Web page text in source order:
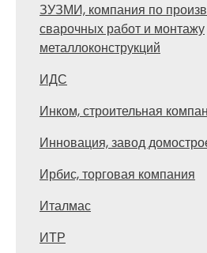
ЗУЗМИ, компания по
сварочных работ и монтажу
металлоконструкций
ИДС
Инком, строительная
Инновация, завод
Ирбис, торговая компания
Италмас
ИТР